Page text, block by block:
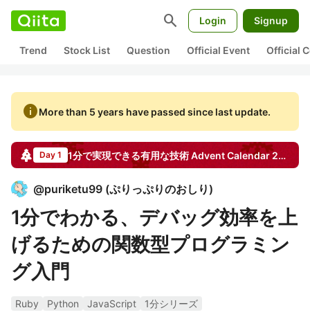
search Login Signup
Trend Stock List Question Official Event Official
infoMore than 5 years have passed since last update.
Day 1 1分で実現できる有用な技術Advent Calendar2015
@puriketu99 (ぷりっぷりのおしり)
1分でわかる、デバッグ効率を上
げるための関数型プログラミン
グ入門
Ruby Python JavaScript
1分シリーズ